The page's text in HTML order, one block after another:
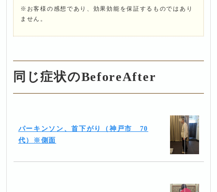
※お客様の感想であり、効果効能を保証するものではあり
ません。
同じ症状のBeforeAfter
パーキンソン、首下がり（神戸市 70
代）※側面